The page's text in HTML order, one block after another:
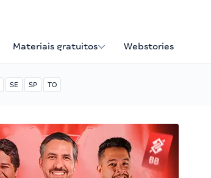
Materiais gratuitos Webstories
SE SP TO